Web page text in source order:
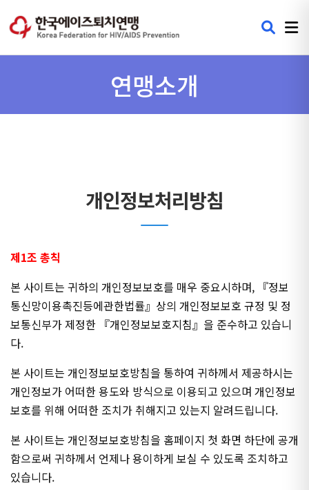
연맹소개
개인정보처리방침
제1조 총칙
본 사이트는 귀하의 개인정보보호를 매우 중요시하며, 『정보
통신망이용촉진등에관한법률』상의 개인정보보호 규정 및 정
보통신부가 제정한 『개인정보보호지침』을 준수하고 있습니
다.
본 사이트는 개인정보보호방침을 통하여 귀하께서 제공하시는
개인정보가 어떠한 용도와 방식으로 이용되고 있으며 개인정보
보호를 위해 어떠한 조치가 취해지고 있는지 알려드립니다.
본 사이트는 개인정보보호방침을 홈페이지 첫 화면 하단에 공개
함으로써 귀하께서 언제나 용이하게 보실 수 있도록 조치하고
있습니다.